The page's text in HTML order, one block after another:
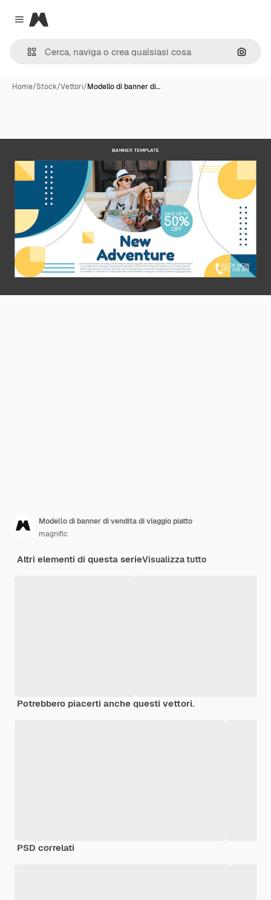
Close menu
Magnific
Cerca
Home/Stock/Vettori/Modello di banner di…
Modello di banner di vendita di viaggio piatto
magnific
Altri elementi di questa serieVisualizza tutto
Potrebbero piacerti anche questi vettori.
PSD correlati